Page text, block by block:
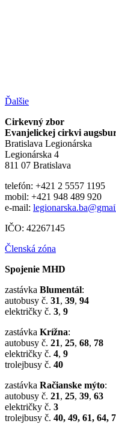
Ďalšie
Cirkevný zbor
Evanjelickej cirkvi
Bratislava Legionárska
Legionárska 4
811 07 Bratislava
telefón: +421 2 5557 1195
mobil: +421 948 489 920
e-mail:
IČO: 42267145
Členská zóna
Spojenie MHD
zastávka Blumentál:
autobusy č. 31, 39, 94
električky č. 3, 9
zastávka Krížna:
autobusy č. 21, 25, 68, 78
električky č. 4, 9
trolejbusy č. 40
zastávka Račianske mýto:
autobusy č. 21, 25, 39, 63
električky č. 3
trolejbusy č. 40, 49, 61, 64,